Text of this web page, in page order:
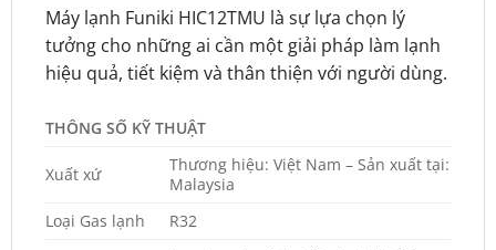
Máy lạnh Funiki HIC12TMU là sự lựa chọn lý
tưởng cho những ai cần một giải pháp làm lạnh
hiệu quả, tiết kiệm và thân thiện với người dùng.
THÔNG SỐ KỸ THUẬT
Xuất xứ
Thương hiệu: Việt Nam – Sản xuất tại:
Malaysia
Loại Gas lạnh
R32